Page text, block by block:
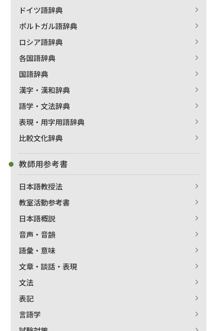
ドイツ語辞典
ポルトガル語辞典
ロシア語辞典
各国語辞典
国語辞典
漢字・漢和辞典
語学・文法辞典
表現・用字用語辞典
比較文化辞典
教師用参考書
日本語教授法
教室活動参考書
日本語概説
音声・音韻
語彙・意味
文章・談話・表現
文法
表記
言語学